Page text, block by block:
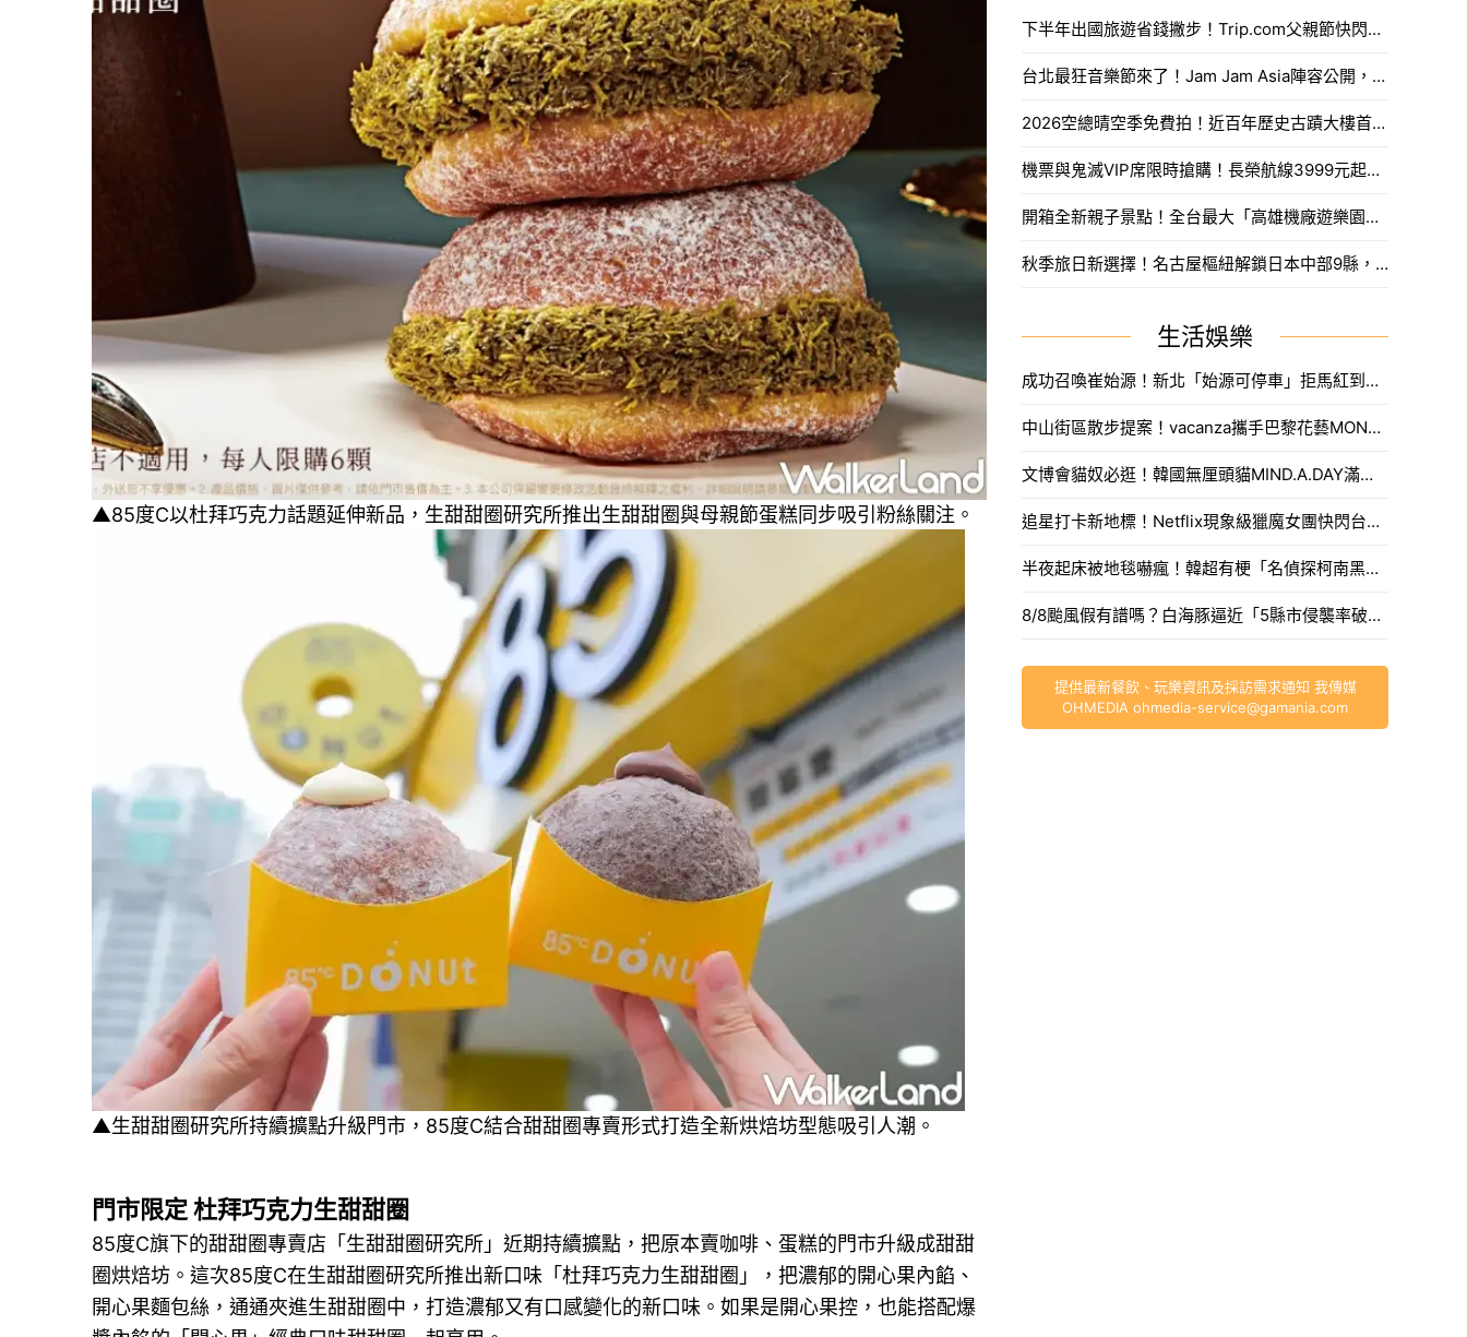
▲85度C以杜拜巧克力話題延伸新品，生甜甜圈研究所推出生甜甜圈與母親節蛋糕同步吸引粉絲關注。
▲生甜甜圈研究所持續擴點升級門市，85度C結合甜甜圈專賣形式打造全新烘焙坊型態吸引人潮。
門市限定 杜拜巧克力生甜甜圈
85度C旗下的甜甜圈專賣店「生甜甜圈研究所」近期持續擴點，把原本賣咖啡、蛋糕的門市升級成甜甜
圈烘焙坊。這次85度C在生甜甜圈研究所推出新口味「杜拜巧克力生甜甜圈」，把濃郁的開心果內餡、
開心果麵包絲，通通夾進生甜甜圈中，打造濃郁又有口感變化的新口味。如果是開心果控，也能搭配爆
下半年出國旅遊省錢撇步！Trip.com父親節快閃折抵888元限量優惠代碼搶法。
台北最狂音樂節來了！Jam Jam Asia陣容公開，限量奢華住房套票開搶。
2026空總晴空季免費拍！近百年歷史古蹟大樓首度開放，沈浸式光影藝術、星空劇場。
機票與鬼滅VIP席限時搶購！長榮航線3999元起，中信兄弟主題套票8月7日開賣攻略。
開箱全新親子景點！全台最大「高雄機廠遊樂園區」8/8開幕，攀岩場、戲水區30項設施免費玩。
秋季旅日新選擇！名古屋樞紐解鎖日本中部9縣，搶先預訂父親節孝親賞楓之旅。
生活娛樂
成功召喚崔始源！新北「始源可停車」拒馬紅到本人來朝聖，親臨門口問：「停車可以嗎」笑翻網友。
中山街區散步提案！vacanza攜手巴黎花藝MONCEAU FLEURS，把鮮花當作穿搭戴著走。
文博會貓奴必逛！韓國無厘頭貓MIND.A.DAY滿額送周邊，作家親揭台灣限定新品。
追星打卡新地標！Netflix現象級獵魔女團快閃台中，魂門舞台與限定週邊完整開箱。
半夜起床被地毯嚇瘋！韓超有梗「名偵探柯南黑衣人」系列周邊，用玻璃杯喝水直接被死亡凝視。
8/8颱風假有譜嗎？白海豚逼近「5縣市侵襲率破40%」，氣象署最快今發海警。
提供最新餐飲、玩樂資訊及採訪需求通知 我傳媒
OHMEDIA ohmedia-service@gamania.com